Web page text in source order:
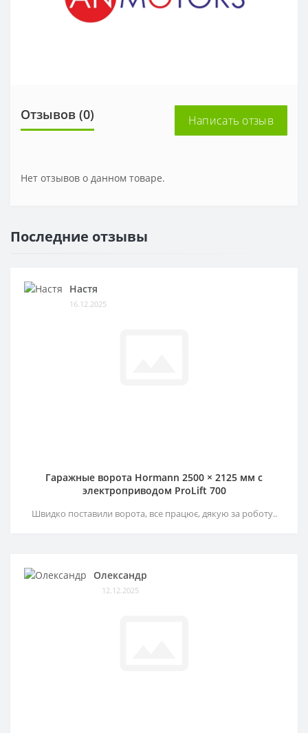
Отзывов (0) Написать отзыв
Нет отзывов о данном товаре.
Последние отзывы
Настя
16.12.2025
Гаражные ворота Hormann 2500 × 2125 мм c
электроприводом ProLift 700
Швидко поставили ворота, все працює, дякую за роботу..
Олександр
12.12.2025